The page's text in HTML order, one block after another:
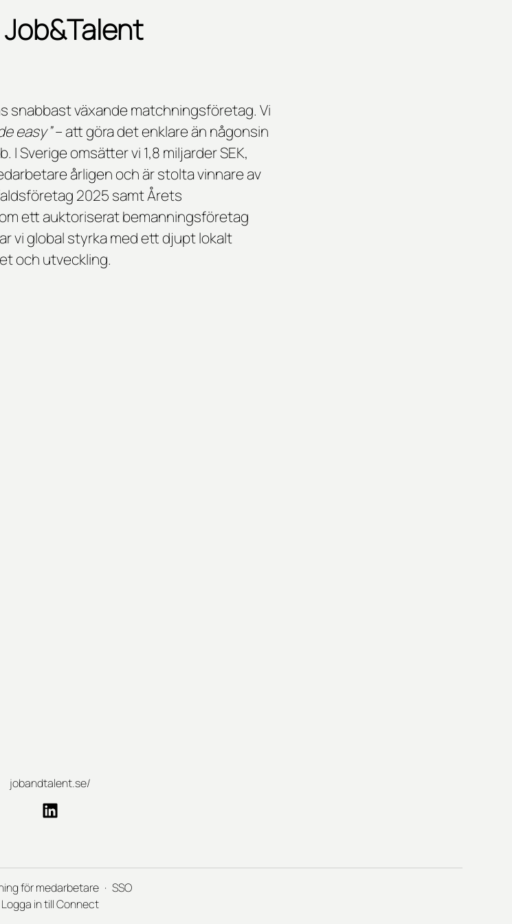
Job&Talent
snabbast växande matchningsföretag. Vi
easy”– att göra det enklare än någonsin
Sverige omsätter vi 1,8 miljarder SEK,
årligen och är stolta vinnare av
2025 samtÅrets
ett auktoriserat bemanningsföretag
vi global styrka med ett djupt lokalt
och utveckling.
jobandtalent.se/
för medarbetare · SSO
Logga in till Connect